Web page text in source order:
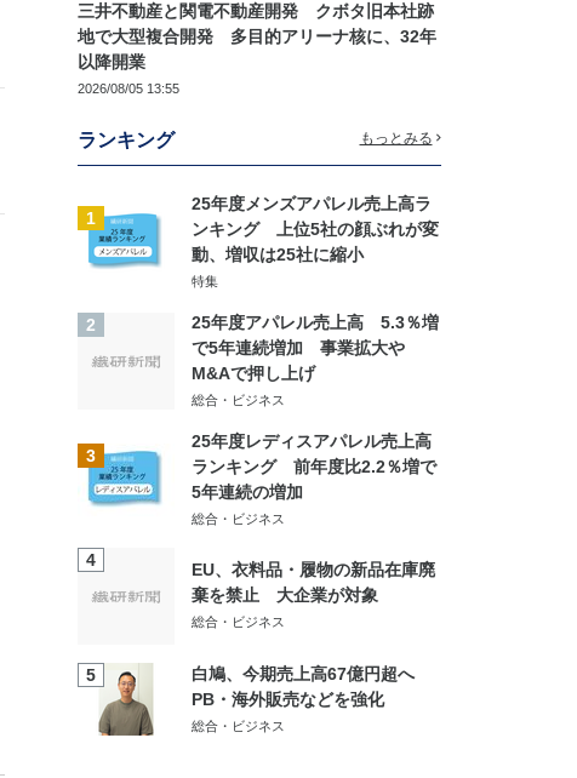
三井不動産と関電不動産開発 クボタ旧本社跡
地で大型複合開発 多目的アリーナ核に、32年
以降開業
2026/08/05 13:55
ランキング もっとみる
1
25年度メンズアパレル売上高ラ
ンキング 上位5社の顔ぶれが変
動、増収は25社に縮小
特集
2
25年度アパレル売上高 5.3％増
で5年連続増加 事業拡大や
M&Aで押し上げ
総合・ビジネス
3
25年度レディスアパレル売上高
ランキング 前年度比2.2％増で
5年連続の増加
総合・ビジネス
4
EU、衣料品・履物の新品在庫廃
棄を禁止 大企業が対象
総合・ビジネス
5
白鳩、今期売上高67億円超へ
PB・海外販売などを強化
総合・ビジネス